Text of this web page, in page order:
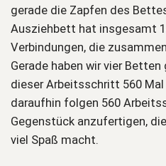
gerade die Zapfen des
Ausziehbett hat insgesamt
Verbindungen, die
Gerade haben wir vier
dieser Arbeitsschritt 560
daraufhin folgen 560
Gegenstück anzufertigen,
viel Spaß macht.